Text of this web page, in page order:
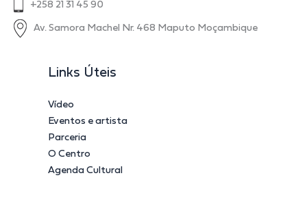
+258 21 31 45 90
Av. Samora Machel Nr. 468 Maputo Moçambique
Links Úteis
Vídeo
Eventos e artista
Parceria
O Centro
Agenda Cultural